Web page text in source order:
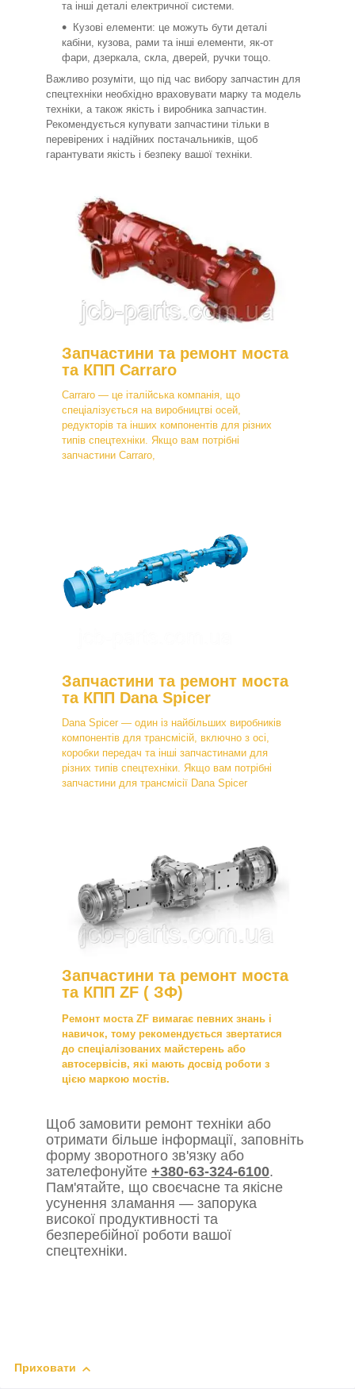
та інші деталі електричної системи.
Кузові елементи: це можуть бути деталі
кабіни, кузова, рами та інші елементи, як-от
фари, дзеркала, скла, дверей, ручки тощо.
Важливо розуміти, що під час вибору запчастин для
спецтехніки необхідно враховувати марку та модель
техніки, а також якість і виробника запчастин.
Рекомендується купувати запчастини тільки в
перевірених і надійних постачальників, щоб
гарантувати якість і безпеку вашої техніки.
Запчастини та ремонт моста
та КПП Carraro
Carraro — це італійська компанія, що
спеціалізується на виробництві осей,
редукторів та інших компонентів для різних
типів спецтехніки. Якщо вам потрібні
запчастини Carraro,
Запчастини та ремонт моста
та КПП Dana Spicer
Dana Spicer — один із найбільших виробників
компонентів для трансмісій, включно з осі,
коробки передач та інші запчастинами для
різних типів спецтехніки. Якщо вам потрібні
запчастини для трансмісії Dana Spicer
Запчастини та ремонт моста
та КПП ZF ( ЗФ)
Ремонт моста ZF вимагає певних знань і
навичок, тому рекомендується звертатися
до спеціалізованих майстерень або
автосервісів, які мають досвід роботи з
цією маркою мостів.
Щоб замовити ремонт техніки або
отримати більше інформації, заповніть
форму зворотного зв'язку або
зателефонуйте +380-63-324-6100.
Пам'ятайте, що своєчасне та якісне
усунення зламання — запорука
високої продуктивності та
безперебійної роботи вашої
спецтехніки.
Приховати